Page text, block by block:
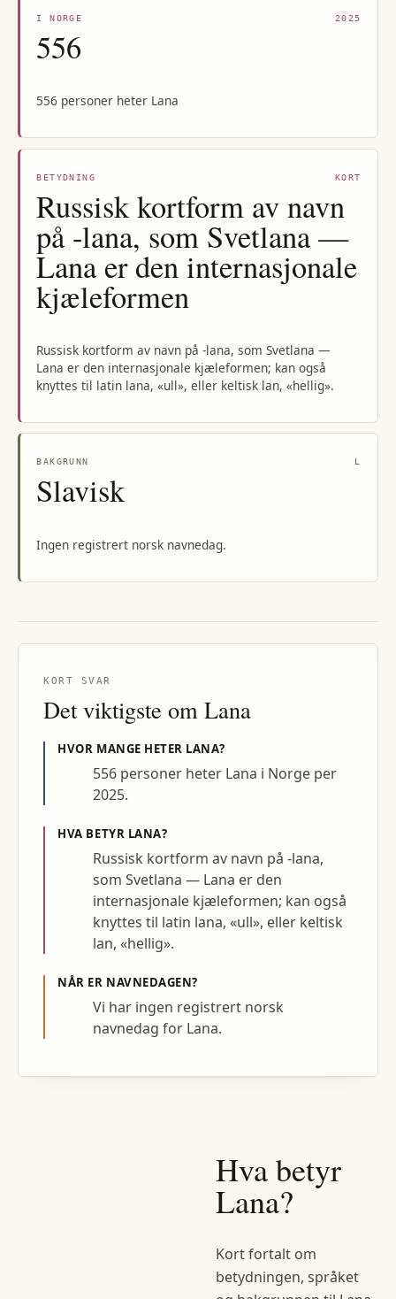
I NORGE 2025
556
556 personer heter Lana
BETYDNING KORT
Russisk kortform av navn
på -lana, som Svetlana —
Lana er den internasjonale
kjæleformen
Russisk kortform av navn på -lana, som Svetlana —
Lana er den internasjonale kjæleformen; kan også
knyttes til latin lana, «ull», eller keltisk lan, «hellig».
BAKGRUNN L
Slavisk
Ingen registrert norsk navnedag.
KORT SVAR
Det viktigste om Lana
HVOR MANGE HETER LANA?
556 personer heter Lana i Norge per
2025.
HVA BETYR LANA?
Russisk kortform av navn på -lana,
som Svetlana — Lana er den
internasjonale kjæleformen; kan også
knyttes til latin lana, «ull», eller keltisk
lan, «hellig».
NÅR ER NAVNEDAGEN?
Vi har ingen registrert norsk
navnedag for Lana.
Hva betyr
Lana?
Kort fortalt om
betydningen, språket